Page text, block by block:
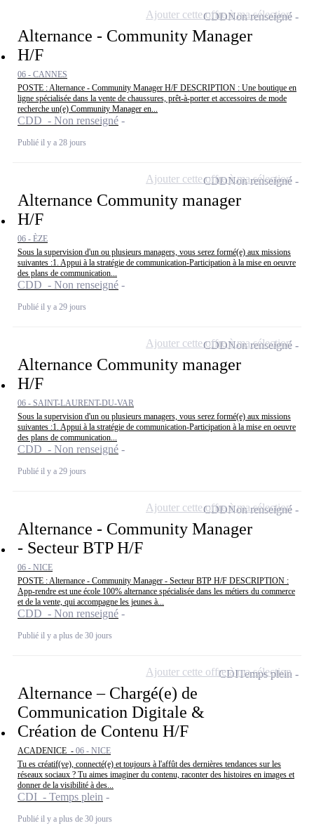
Alternance - Community Manager
H/F
06 - CANNES
POSTE : Alternance - Community Manager H/F DESCRIPTION : Une boutique en
ligne spécialisée dans la vente de chaussures, prêt-à-porter et accessoires de mode
recherche un(e) Community Manager en...
CDD - Non renseigné
Publié il y a 28 jours
CDDNon renseigné
Ajouter cette offre à ma sélection
Alternance Community manager
H/F
06 - ÈZE
Sous la supervision d'un ou plusieurs managers, vous serez formé(e) aux missions
suivantes :1. Appui à la stratégie de communication-Participation à la mise en oeuvre
des plans de communication...
CDD - Non renseigné
Publié il y a 29 jours
CDDNon renseigné
Ajouter cette offre à ma sélection
Alternance Community manager
H/F
06 - SAINT-LAURENT-DU-VAR
Sous la supervision d'un ou plusieurs managers, vous serez formé(e) aux missions
suivantes :1. Appui à la stratégie de communication-Participation à la mise en oeuvre
des plans de communication...
CDD - Non renseigné
Publié il y a 29 jours
CDDNon renseigné
Ajouter cette offre à ma sélection
Alternance - Community Manager
- Secteur BTP H/F
06 - NICE
POSTE : Alternance - Community Manager - Secteur BTP H/F DESCRIPTION :
App-rendre est une école 100% alternance spécialisée dans les métiers du commerce
et de la vente, qui accompagne les jeunes à...
CDD - Non renseigné
Publié il y a plus de 30 jours
CDDNon renseigné
Ajouter cette offre à ma sélection
Alternance – Chargé(e) de
Communication Digitale &
Création de Contenu H/F
ACADENICE - 06 - NICE
Tu es créatif(ve), connecté(e) et toujours à l'affût des dernières tendances sur les
réseaux sociaux ? Tu aimes imaginer du contenu, raconter des histoires en images et
donner de la visibilité à des...
CDI - Temps plein
Publié il y a plus de 30 jours
CDITemps plein
Ajouter cette offre à ma sélection